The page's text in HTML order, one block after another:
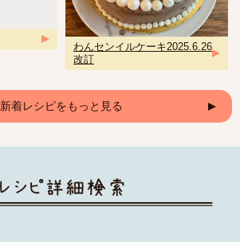
わんセンイルケーキ2025.6.26
改訂
新着レシピをもっと見る